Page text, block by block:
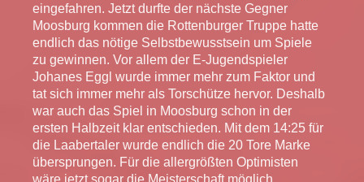
eingefahren. Jetzt durfte der nächste Gegner
Moosburg kommen die Rottenburger Truppe hatte
endlich das nötige Selbstbewusstsein um Spiele
zu gewinnen. Vor allem der E-Jugendspieler
Johanes Eggl wurde immer mehr zum Faktor und
tat sich immer mehr als Torschütze hervor. Deshalb
war auch das Spiel in Moosburg schon in der
ersten Halbzeit klar entschieden. Mit dem 14:25 für
die Laabertaler wurde endlich die 20 Tore Marke
übersprungen. Für die allergrößten Optimisten
wäre jetzt sogar die Meisterschaft möglich